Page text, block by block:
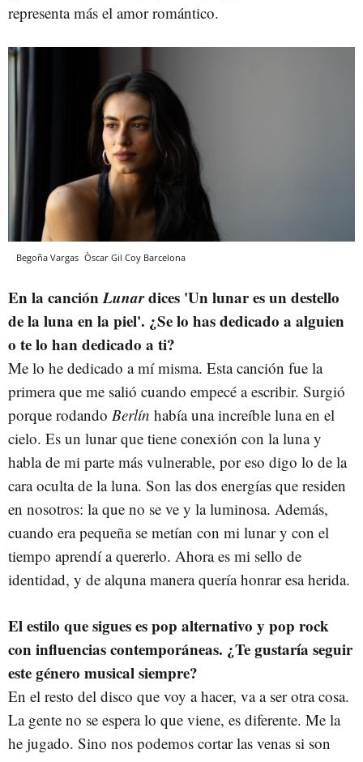
representa más el amor romántico.
Begoña Vargas Òscar Gil Coy Barcelona
En la canciónLunardices 'Un lunar es un destello
de la luna en la piel'. ¿Se lo has dedicado a alguien
o te lo han dedicado a ti?
Me lo he dedicado a mí misma. Esta canción fue la
primera que me salió cuando empecé a escribir. Surgió
porque rodando Berlín había una increíble luna en el
cielo. Es un lunar que tiene conexión con la luna y
habla de mi parte más vulnerable, por eso digo lo de la
cara oculta de la luna. Son las dos energías que residen
en nosotros: la que no se ve y la luminosa. Además,
cuando era pequeña se metían con mi lunar y con el
tiempo aprendí a quererlo. Ahora es mi sello de
identidad, y de alquna manera quería honrar esa herida.
El estilo que sigues es pop alternativo y pop rock
con influencias contemporáneas. ¿Te gustaría seguir
este género musical siempre?
En el resto del disco que voy a hacer, va a ser otra cosa.
La gente no se espera lo que viene, es diferente. Me la
he jugado. Sino nos podemos cortar las venas si son